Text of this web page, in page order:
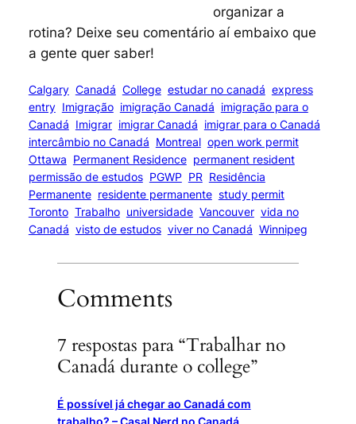
organizar a
rotina? Deixe seu comentário aí embaixo que
a gente quer saber!
Calgary Canadá College estudar no canadá express
entry Imigração imigração Canadá imigração para o
Canadá Imigrar imigrar Canadá imigrar para o Canadá
intercâmbio no Canadá Montreal open work permit
Ottawa Permanent Residence permanent resident
permissão de estudos PGWP PR Residência
Permanente residente permanente study permit
Toronto Trabalho universidade Vancouver vida no
Canadá visto de estudos viver no Canadá Winnipeg
Comments
7 respostas para “Trabalhar no
Canadá durante o college”
É possível já chegar ao Canadá com
trabalho? – Casal Nerd no Canadá